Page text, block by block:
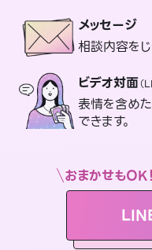
メッセージ
相談内容をじ
ビデオ対面（
表情を含め
できます。
おまかせもOK